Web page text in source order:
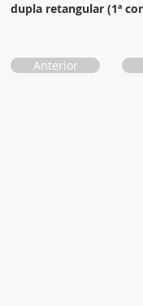
dupla retangular (1ª
Anterior